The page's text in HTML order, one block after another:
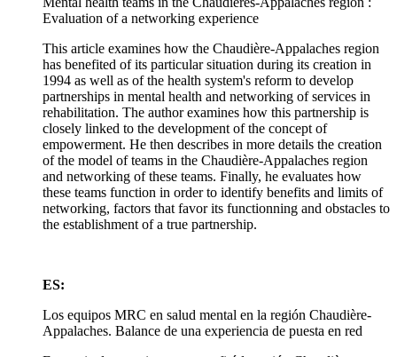
Evaluation of a networking experience
This article examines how the Chaudière-Appalaches region
has benefited of its particular situation during its creation in
1994 as well as of the health system's reform to develop
partnerships in mental health and networking of services in
rehabilitation. The author examines how this partnership is
closely linked to the development of the concept of
empowerment. He then describes in more details the creation
of the model of teams in the Chaudière-Appalaches region
and networking of these teams. Finally, he evaluates how
these teams function in order to identify benefits and limits of
networking, factors that favor its functionning and obstacles to
the establishment of a true partnership.
ES:
Los equipos MRC en salud mental en la región Chaudière-
Appalaches. Balance de una experiencia de puesta en red